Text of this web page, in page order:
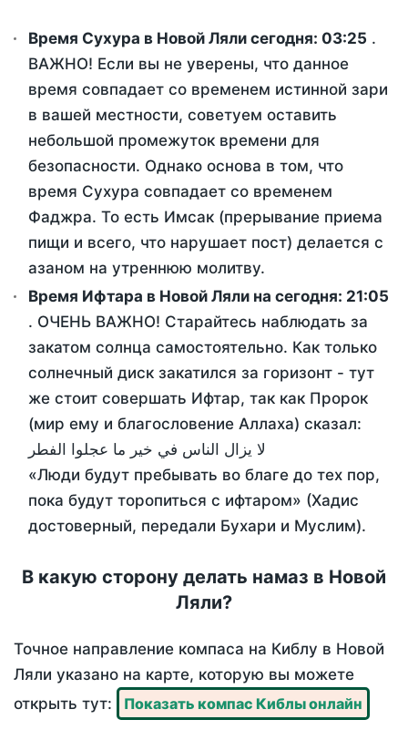
Время Сухура в Новой Ляли сегодня: 03:25 .
ВАЖНО! Если вы не уверены, что данное
время совпадает со временем истинной зари
в вашей местности, советуем оставить
небольшой промежуток времени для
безопасности. Однако основа в том, что
время Сухура совпадает со временем
Фаджра. То есть Имсак (прерывание приема
пищи и всего, что нарушает пост) делается с
азаном на утреннюю молитву.
Время Ифтара в Новой Ляли на сегодня: 21:05
. ОЧЕНЬ ВАЖНО! Старайтесь наблюдать за
закатом солнца самостоятельно. Как только
солнечный диск закатился за горизонт - тут
же стоит совершать Ифтар, так как Пророк
(мир ему и благословение Аллаха) сказал:
لا يزال الناس في خير ما عجلوا الفطر
«Люди будут пребывать во благе до тех пор,
пока будут торопиться с ифтаром» (Хадис
достоверный, передали Бухари и Муслим).
В какую сторону делать намаз в Новой
Ляли?
Точное направление компаса на Киблу в Новой
Ляли указано на карте, которую вы можете
открыть тут:
Показать компас Киблы онлайн